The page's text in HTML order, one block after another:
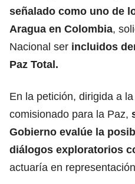
señalado como uno de
Aragua en Colombia,
Nacional ser incluidos
Paz Total.
En la petición, dirigida a
comisionado para la Paz,
Gobierno evalúe la
diálogos exploratorios
actuaría en